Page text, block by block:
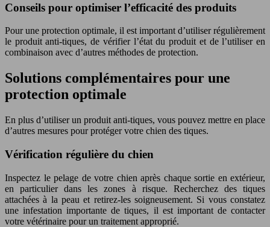
Conseils pour optimiser l’efficacité des produits
Pour une protection optimale, il est important d’utiliser régulièrement
le produit anti-tiques, de vérifier l’état du produit et de l’utiliser en
combinaison avec d’autres méthodes de protection.
Solutions complémentaires pour une
protection optimale
En plus d’utiliser un produit anti-tiques, vous pouvez mettre en place
d’autres mesures pour protéger votre chien des tiques.
Vérification régulière du chien
Inspectez le pelage de votre chien après chaque sortie en extérieur,
en particulier dans les zones à risque. Recherchez des tiques
attachées à la peau et retirez-les soigneusement. Si vous constatez
une infestation importante de tiques, il est important de contacter
votre vétérinaire pour un traitement approprié.